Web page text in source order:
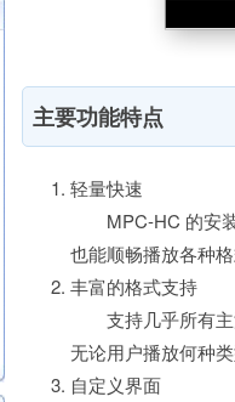
主要功能特点
轻量快速
MPC-HC 的安装
也能顺畅播放各种
丰富的格式支持
支持几乎所有主
无论用户播放何种
自定义界面